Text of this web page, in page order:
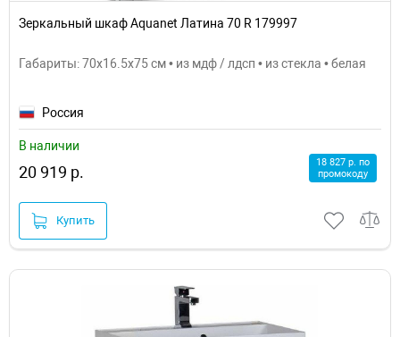
Зеркальный шкаф Aquanet Латина 70 R 179997
Габариты: 70x16.5x75 см • из мдф / лдсп • из стекла • белая
Россия
В наличии
20 919 р.
18 827 р. по
промокоду
Купить